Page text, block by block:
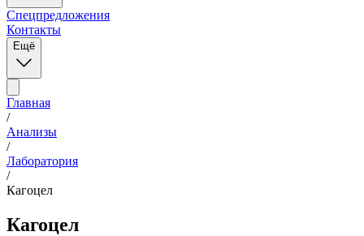
Спецпредложения
Контакты
Ещё
Главная
/
Анализы
/
Лаборатория
/
Кагоцел
Кагоцел